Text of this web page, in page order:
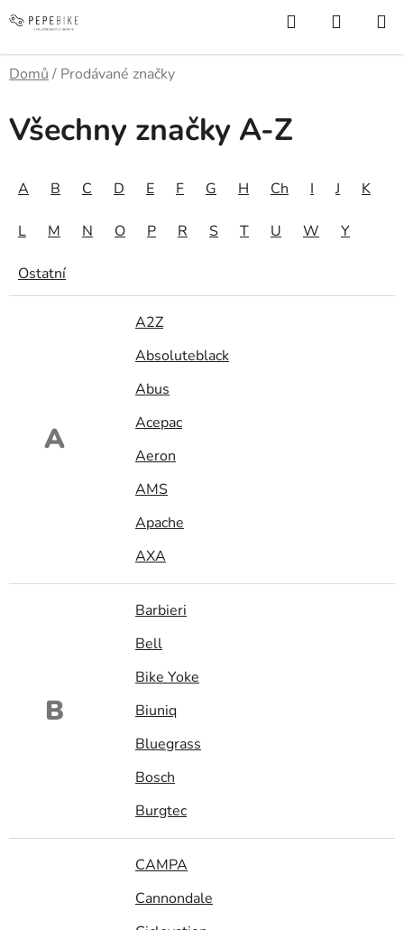
na
Hledat
KOŠÍK
Domů / Prodávané značky
Všechny značky A-Z
A B C D E F G H Ch I J K
L M N O P R S T U W Y
Ostatní
A
A2Z
Absoluteblack
Abus
Acepac
Aeron
AMS
Apache
AXA
B
Barbieri
Bell
Bike Yoke
Biuniq
Bluegrass
Bosch
Burgtec
CAMPA
Cannondale